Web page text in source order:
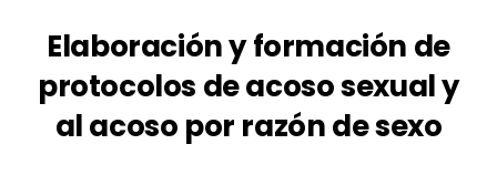
Elaboración y formación de
protocolos de acoso sexual y
al acoso por razón de sexo